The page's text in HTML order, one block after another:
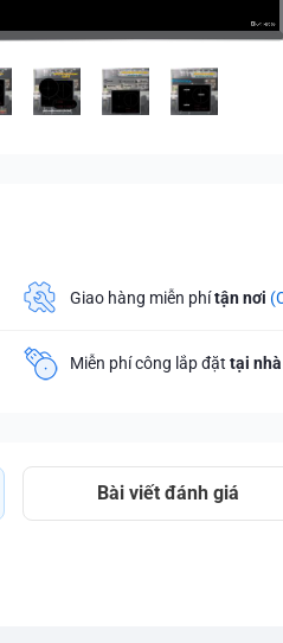
Giao hàng miễn phítận nơi
Miễn phí công lắp đặt tại nhà
Bài viết đánh giá